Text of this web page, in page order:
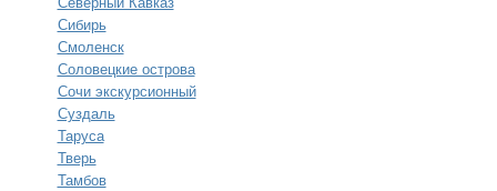
Сибирь
Смоленск
Соловецкие острова
Сочи экскурсионный
Суздаль
Таруса
Тверь
Тамбов